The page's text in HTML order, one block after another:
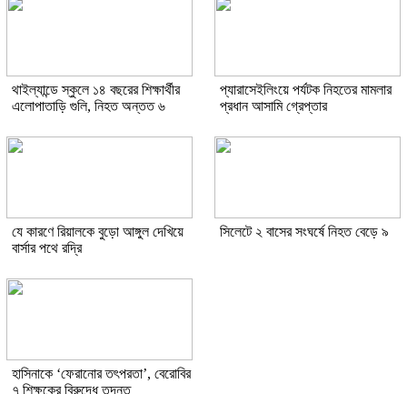
থাইল্যান্ডে স্কুলে ১৪ বছরের শিক্ষার্থীর
এলোপাতাড়ি গুলি, নিহত অন্তত ৬
প্যারাসেইলিংয়ে পর্যটক নিহতের মামলার
প্রধান আসামি গ্রেপ্তার
যে কারণে রিয়ালকে বুড়ো আঙ্গুল দেখিয়ে
বার্সার পথে রদ্রি
সিলেটে ২ বাসের সংঘর্ষে নিহত বেড়ে ৯
হাসিনাকে ‘ফেরানোর তৎপরতা’, বেরোবির
৭ শিক্ষকের বিরুদ্ধে তদন্ত